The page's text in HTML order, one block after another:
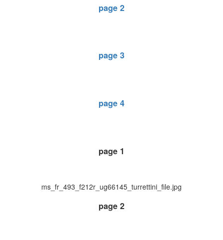
page 2
page 3
page 4
page 1
ms_fr_493_f212r_ug66145_turrettini_file.jpg
page 2